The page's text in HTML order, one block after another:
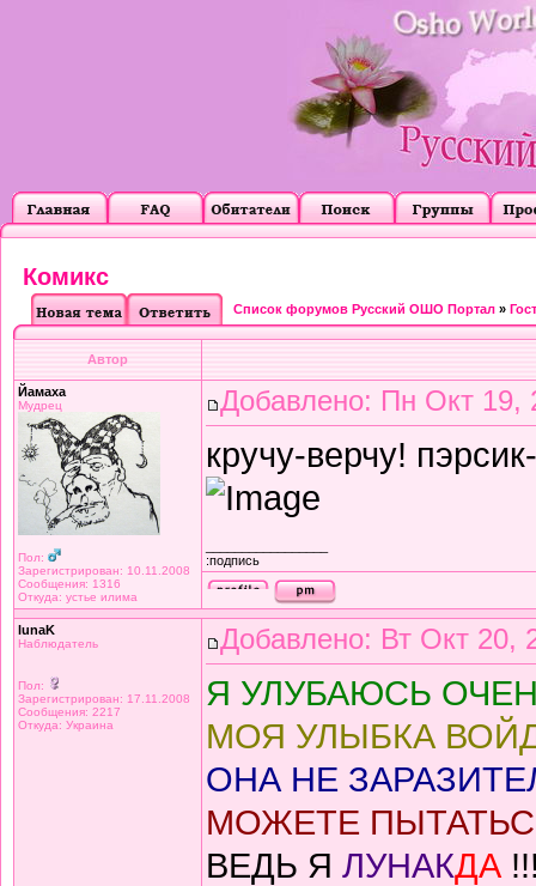
Комикс
Список форумов Русский ОШО Портал »
Автор
Йамаха
Мудрец
Пол:
Зарегистрирован: 10.11.2008
Сообщения: 1316
Откуда: устье илима
Добавлено: Пн Окт 19,
кручу-верчу!
:подпись
lunaK
Наблюдатель
Пол:
Зарегистрирован: 17.11.2008
Сообщения: 2217
Откуда: Украина
Добавлено: Вт Окт 20,
Я УЛУБАЮСЬ
МОЯ УЛЫБКА
ОНА НЕ
МОЖЕТЕ
ВЕДЬ Я ЛУНАКДА